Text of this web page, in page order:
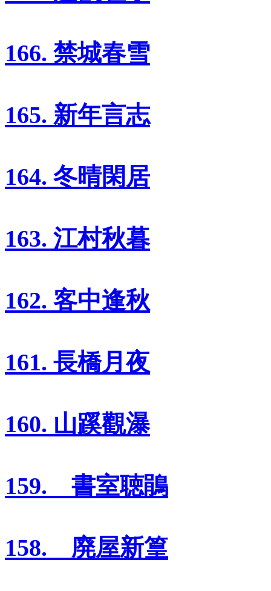
166. 禁城春雪
165. 新年言志
164. 冬晴閑居
163. 江村秋暮
162. 客中逢秋
161. 長橋月夜
160. 山蹊觀瀑
159. 書室聴鵑
158. 廃屋新篁